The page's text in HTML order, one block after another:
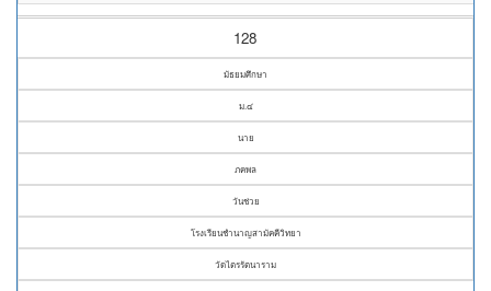
128
มัธยมศึกษา
ม.๔
นาย
ภคพล
วันช่วย
โรงเรียนชำนาญสามัคคีวิทยา
วัดไตรรัตนาราม